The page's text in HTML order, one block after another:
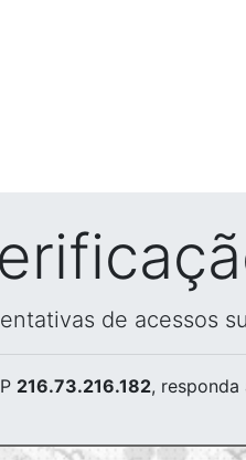
de acessos
216.73.216.182,